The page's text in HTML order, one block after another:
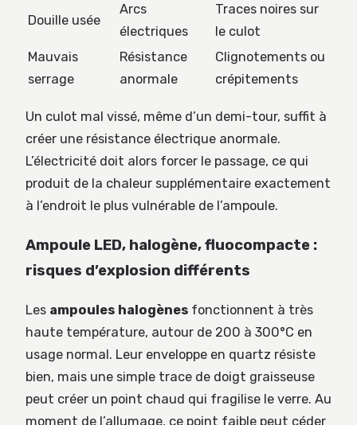
Douille usée
Arcs
électriques
Traces noires sur
le culot
Mauvais
serrage
Résistance
anormale
Clignotements ou
crépitements
Un culot mal vissé, même d’un demi-tour, suffit à
créer une résistance électrique anormale.
L’électricité doit alors forcer le passage, ce qui
produit de la chaleur supplémentaire exactement
à l’endroit le plus vulnérable de l’ampoule.
Ampoule LED, halogène, fluocompacte :
risques d’explosion différents
Les ampoules halogènes fonctionnent à très
haute température, autour de 200 à 300°C en
usage normal. Leur enveloppe en quartz résiste
bien, mais une simple trace de doigt graisseuse
peut créer un point chaud qui fragilise le verre. Au
moment de l’allumage, ce point faible peut céder